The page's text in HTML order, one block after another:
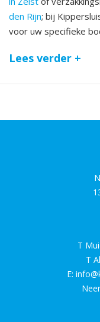
den Rijn; bij
voor uw specifieke
Lees verder +
T
T
E: